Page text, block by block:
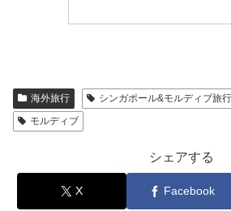
海外旅行 シンガポール&モルディブ旅
モルディブ
シェアする
X Facebook